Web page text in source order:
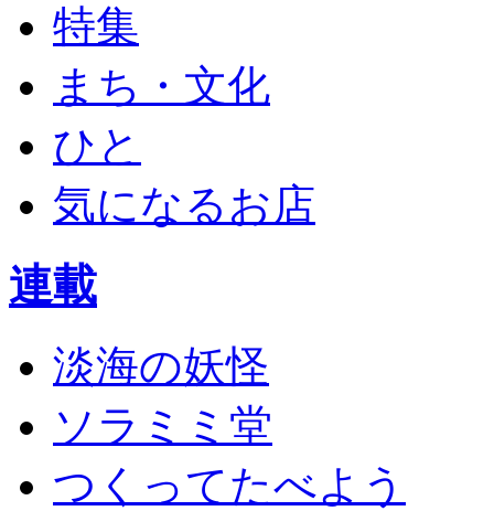
特集
まち・文化
ひと
気になるお店
連載
淡海の妖怪
ソラミミ堂
つくってたべよう